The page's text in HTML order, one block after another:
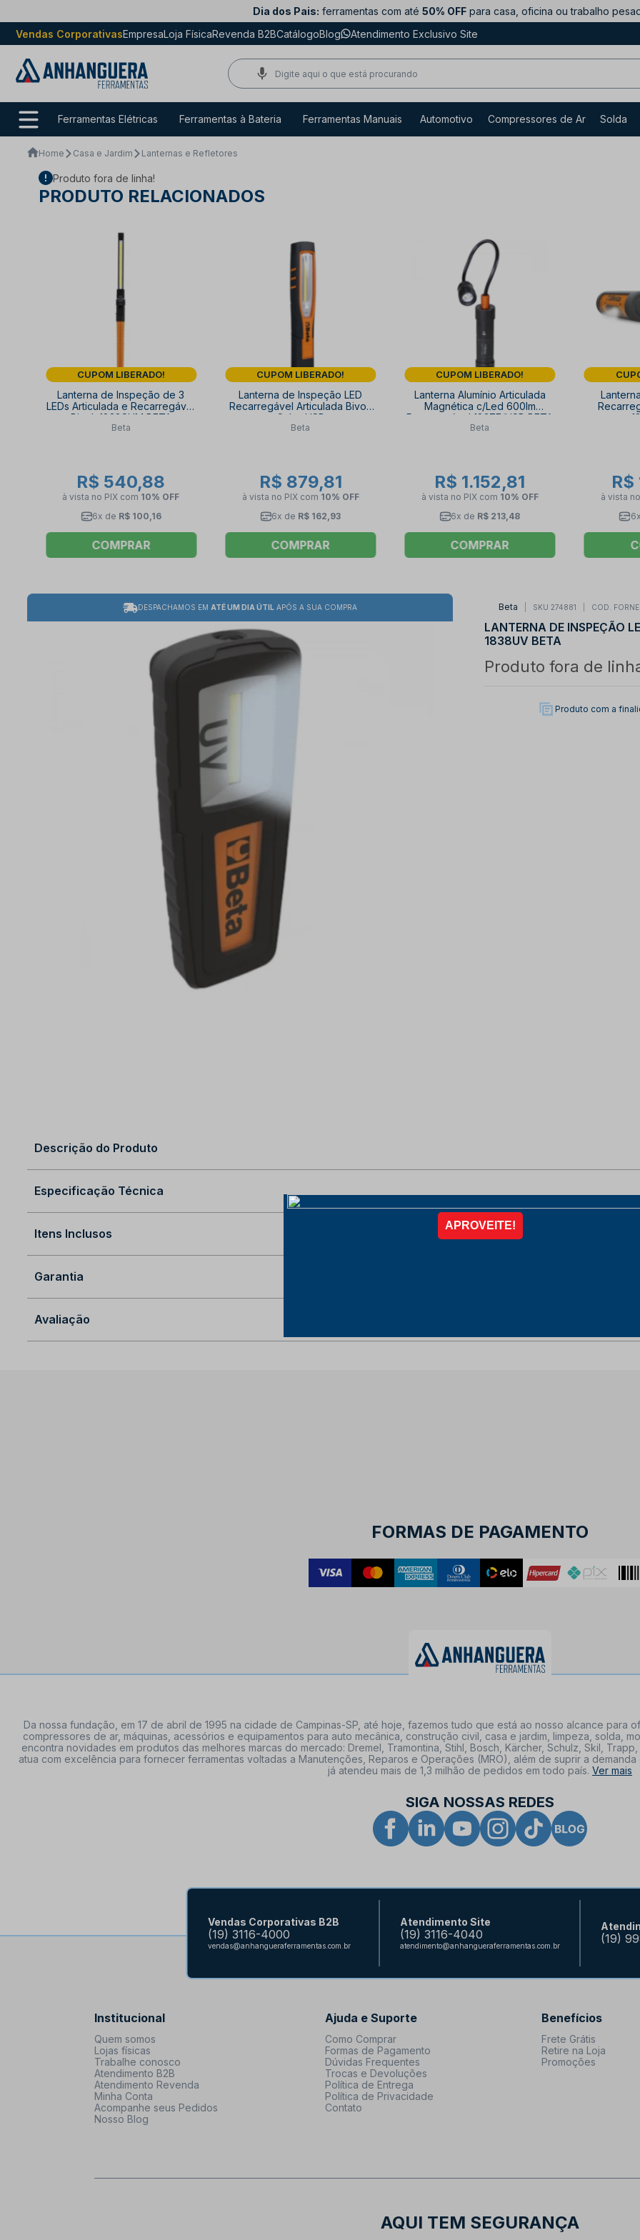
Dia dos Pais: ferramentas com até 50% OFF para casa, oficina ou trabalho
Vendas CorporativasEmpresaLoja FísicaRevenda B2BCatálogoBlog Atendimento Exclusivo Site
Ferramentas Elétricas Ferramentas à Bateria Ferramentas Manuais Automotivo Compressores de Ar Solda
Home Casa e Jardim Lanternas e Refletores
Produto fora de linha!
PRODUTO RELACIONADOS
CUPOM LIBERADO!
Lanterna de Inspeção de 3
LEDs Articulada e Recarregável
Bivolt 1838SLIM BETA
Beta
R$ 540,88
à vista no PIX com 10% OFF
6x de R$ 100,16
COMPRAR
CUPOM LIBERADO!
Lanterna de Inspeção LED
Recarregável Articulada Bivolt
com Cabo USB sem
Carregador 1838SW BETA
Beta
R$ 879,81
à vista no PIX com 10% OFF
6x de R$ 162,93
COMPRAR
CUPOM LIBERADO!
Lanterna Alumínio Articulada
Magnética c/Led 600lm
Recarregável 1837F/USB BETA
Beta
R$ 1.152,81
à vista no PIX com 10% OFF
6x de R$ 213,48
COMPRAR
R$
à vista
DESPACHAMOS EM ATÉ UM DIA ÚTILAPÓS A SUA COMPRA Beta SKU 274881 COD.
LANTERNA DE INSPEÇÃO
1838UV BETA
Produto fora de
Produto com a
Descrição do Produto
Especificação Técnica
Itens Inclusos
Garantia
Avaliação
FORMAS DE PAGAMENTO
Da nossa fundação, em 17 de abril de 1995 na cidade de Campinas-SP, até hoje, fazemos tudo que está ao nosso alcance para
compressores de ar, máquinas, acessórios e equipamentos para auto mecânica, construção civil, casa e jardim, limpeza, solda,
encontra novidades em produtos das melhores marcas do mercado: Dremel, Tramontina, Stihl, Bosch, Kärcher, Schulz, Skil,
atua com excelência para fornecer ferramentas voltadas a Manutenções, Reparos e Operações (MRO), além de suprir a
já atendeu mais de 1,3 milhão de pedidos em todo país. Ver mais
SIGA NOSSAS REDES
Vendas Corporativas B2B
(19) 3116-4000
vendas@anhangueraferramentas.com.br
Atendimento Site
(19) 3116-4040
atendimento@anhangueraferramentas.com.br (19)
Institucional
Quem somos
Lojas físicas
Trabalhe conosco
Atendimento B2B
Atendimento Revenda
Minha Conta
Acompanhe seus Pedidos
Nosso Blog
Ajuda e Suporte
Como Comprar
Formas de Pagamento
Dúvidas Frequentes
Trocas e Devoluções
Política de Entrega
Política de Privacidade
Contato
Benefícios
Frete Grátis
Retire na Loja
Promoções
AQUI TEM SEGURANÇA